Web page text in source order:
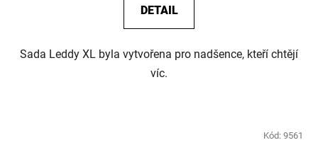
DETAIL
Sada Leddy XL byla vytvořena pro nadšence, kteří chtějí
víc.
Kód: 9561